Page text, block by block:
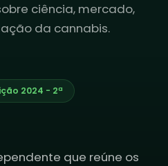
ciência, mercado,
da cannabis.
2024 - 2ª
que reúne os